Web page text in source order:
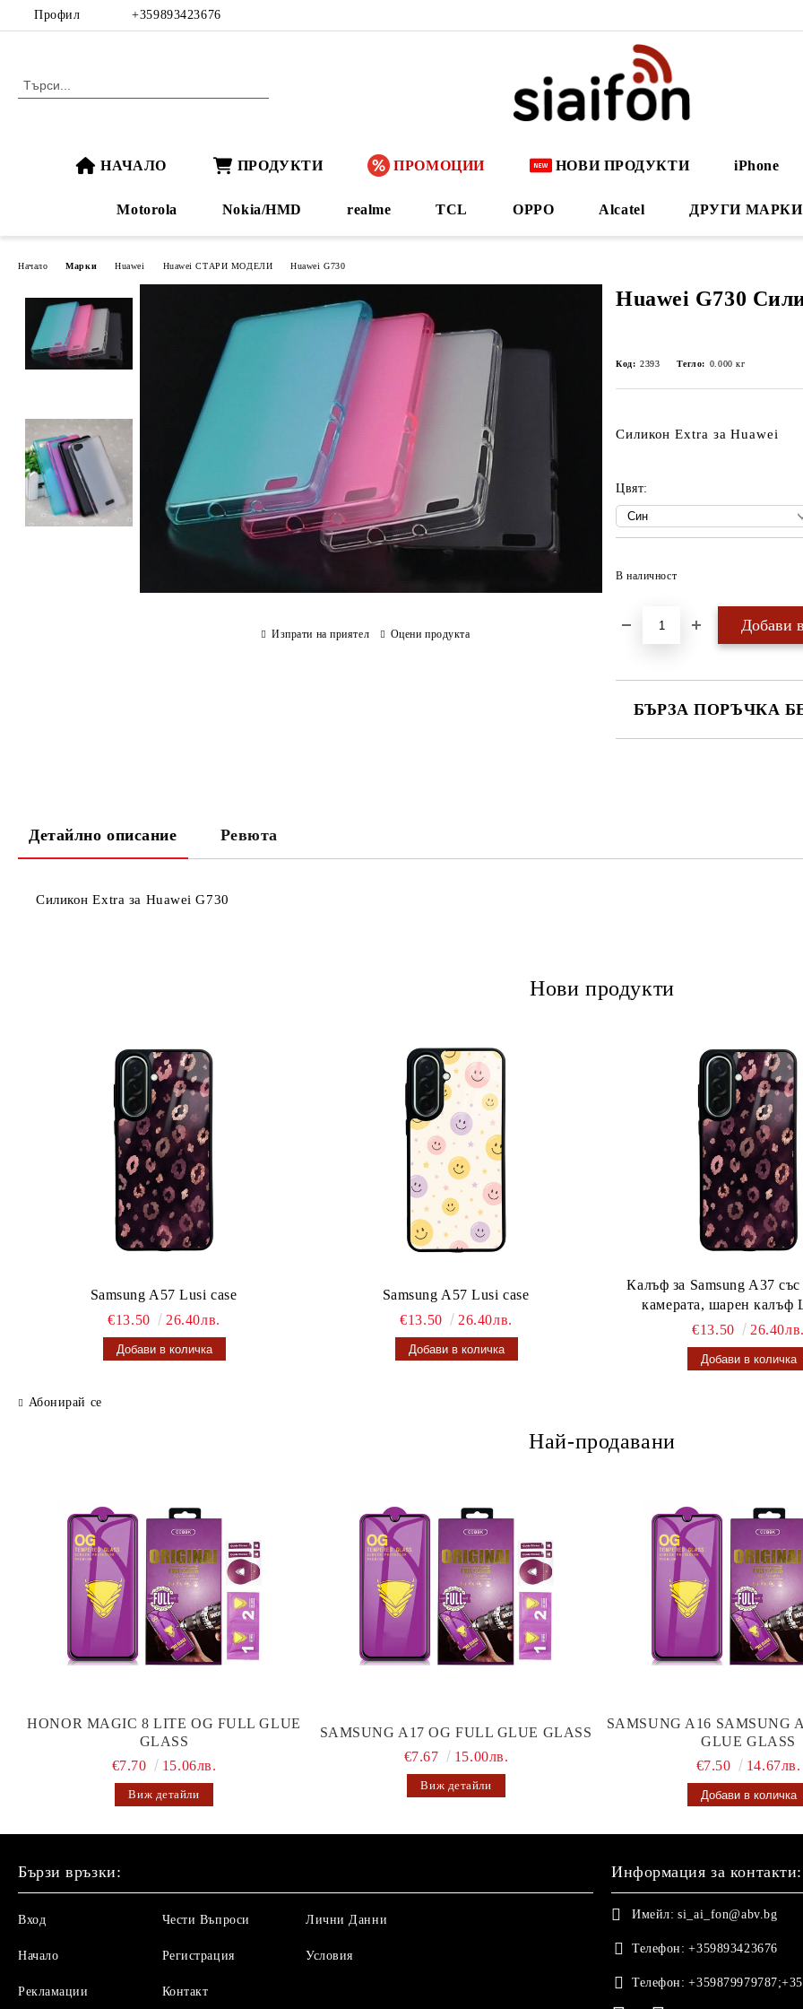
Профил +359893423676
НАЧАЛО ПРОДУКТИ ПРОМОЦИИ НОВИ ПРОДУКТИ iPhone
Motorola Nokia/HMD realme TCL OPPO Alcatel ДРУГИ МАРКИ
Начало Марки Huawei Huawei СТАРИ МОДЕЛИ Huawei G730
Huawei G730
Код: 2393 Тегло: 0.000 кг
Силикон Extra за Huawei
Цвят:
В наличност
БЪРЗА ПОРЪЧКА
Изпрати на приятел Оцени продукта
Детайлно описание Ревюта
Силикон Extra за Huawei G730
Нови продукти
Samsung A57 Lusi case
€13.50
26.40лв.
Samsung A57 Lusi case
€13.50
26.40лв.
Калъф за Samsung A37
камерата, шарен калъф
€13.50
26.40лв.
Абонирай се
Най-продавани
HONOR MAGIC 8 LITE OG FULL GLUE
GLASS
€7.70
15.06лв.
Виж детайли
SAMSUNG A17 OG FULL GLUE GLASS
€7.67
15.00лв.
Виж детайли
SAMSUNG A16 SAMSUNG
GLUE GLASS
€7.50
14.67лв.
Бързи връзки:
Вход
Начало
Рекламации
Чести Въпроси
Регистрация
Контакт
Лични Данни
Условия
Информация за контакти:
Имейл: si_ai_fon@abv.bg
Телефон: +359893423676
Телефон: